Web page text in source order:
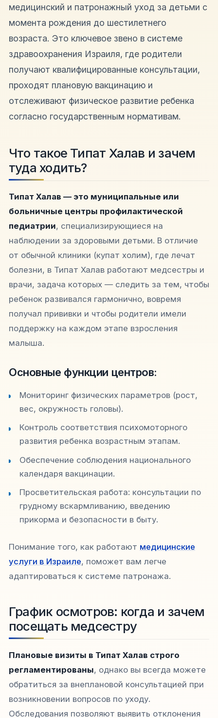
медицинский и патронажный уход за детьми с
момента рождения до шестилетнего
возраста. Это ключевое звено в системе
здравоохранения Израиля, где родители
получают квалифицированные консультации,
проходят плановую вакцинацию и
отслеживают физическое развитие ребенка
согласно государственным нормативам.
Что такое Типат Халав и зачем
туда ходить?
Типат Халав — это муниципальные или
больничные центры профилактической
педиатрии, специализирующиеся на
наблюдении за здоровыми детьми. В отличие
от обычной клиники (купат холим), где лечат
болезни, в Типат Халав работают медсестры и
врачи, задача которых — следить за тем, чтобы
ребенок развивался гармонично, вовремя
получал прививки и чтобы родители имели
поддержку на каждом этапе взросления
малыша.
Основные функции центров:
Мониторинг физических параметров (рост,
вес, окружность головы).
Контроль соответствия психомоторного
развития ребенка возрастным этапам.
Обеспечение соблюдения национального
календаря вакцинации.
Просветительская работа: консультации по
грудному вскармливанию, введению
прикорма и безопасности в быту.
Понимание того, как работают медицинские
услуги в Израиле, поможет вам легче
адаптироваться к системе патронажа.
График осмотров: когда и зачем
посещать медсестру
Плановые визиты в Типат Халав строго
регламентированы, однако вы всегда можете
обратиться за внеплановой консультацией при
возникновении вопросов по уходу.
Обследования позволяют выявить отклонения